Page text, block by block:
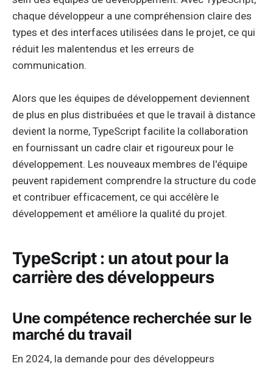
chaque développeur a une compréhension claire des
types et des interfaces utilisées dans le projet, ce qui
réduit les malentendus et les erreurs de
communication.
Alors que les équipes de développement deviennent
de plus en plus distribuées et que le travail à distance
devient la norme, TypeScript facilite la collaboration
en fournissant un cadre clair et rigoureux pour le
développement. Les nouveaux membres de l'équipe
peuvent rapidement comprendre la structure du code
et contribuer efficacement, ce qui accélère le
développement et améliore la qualité du projet.
TypeScript : un atout pour la
carrière des développeurs
Une compétence recherchée sur le
marché du travail
En 2024, la demande pour des développeurs